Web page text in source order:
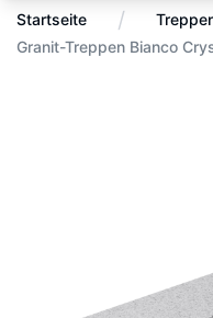
Startseite /
Granit-Treppen Bianco